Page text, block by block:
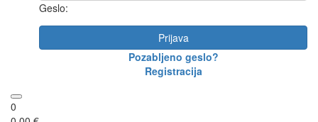
Geslo:
Prijava
Pozabljeno geslo?
Registracija
0